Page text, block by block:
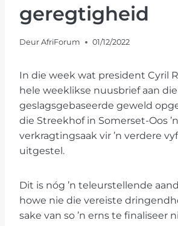
geregtigheid
Deur AfriForum 01/12/2022
In die week wat president Cyril
hele weeklikse nuusbrief aan
geslagsgebaseerde geweld
die Streekhof in Somerset-Oos ’n
verkragtingsaak vir ’n verdere
uitgestel.
Dit is nóg ’n teleurstellende
howe nie die vereiste
sake van so ’n erns te finaliseer